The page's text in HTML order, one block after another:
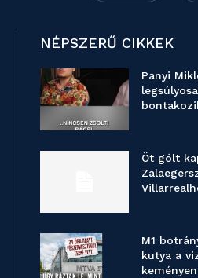
NÉPSZERŰ CIKKEK
Panyi
Öt gólt
M1
kutya a